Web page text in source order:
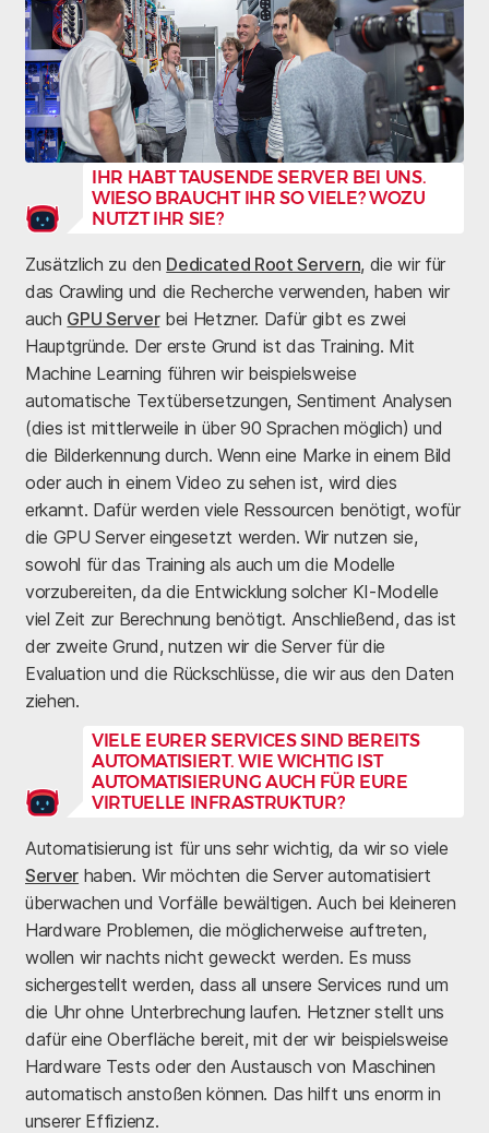
IHR HABT TAUSENDE SERVER BEI UNS.
WIESO BRAUCHT IHR SO VIELE? WOZU
NUTZT IHR SIE?
Zusätzlich zu den Dedicated Root Servern, die wir für
das Crawling und die Recherche verwenden, haben wir
auch GPU Serverbei Hetzner. Dafür gibt es zwei
Hauptgründe. Der erste Grund ist das Training. Mit
Machine Learning führen wir beispielsweise
automatische Textübersetzungen, Sentiment Analysen
(dies ist mittlerweile in über 90 Sprachen möglich) und
die Bilderkennung durch. Wenn eine Marke in einem Bild
oder auch in einem Video zu sehen ist, wird dies
erkannt. Dafür werden viele Ressourcen benötigt, wofür
die GPU Server eingesetzt werden. Wir nutzen sie,
sowohl für das Training als auch um die Modelle
vorzubereiten, da die Entwicklung solcher KI-Modelle
viel Zeit zur Berechnung benötigt. Anschließend, das ist
der zweite Grund, nutzen wir die Server für die
Evaluation und die Rückschlüsse, die wir aus den Daten
ziehen.
VIELE EURER SERVICES SIND BEREITS
AUTOMATISIERT. WIE WICHTIG IST
AUTOMATISIERUNG AUCH FÜR EURE
VIRTUELLE INFRASTRUKTUR?
Automatisierung ist für uns sehr wichtig, da wir so viele
Server haben. Wir möchten die Server automatisiert
überwachen und Vorfälle bewältigen. Auch bei kleineren
Hardware Problemen, die möglicherweise auftreten,
wollen wir nachts nicht geweckt werden. Es muss
sichergestellt werden, dass all unsere Services rund um
die Uhr ohne Unterbrechung laufen. Hetzner stellt uns
dafür eine Oberfläche bereit, mit der wir beispielsweise
Hardware Tests oder den Austausch von Maschinen
automatisch anstoßen können. Das hilft uns enorm in
unserer Effizienz.